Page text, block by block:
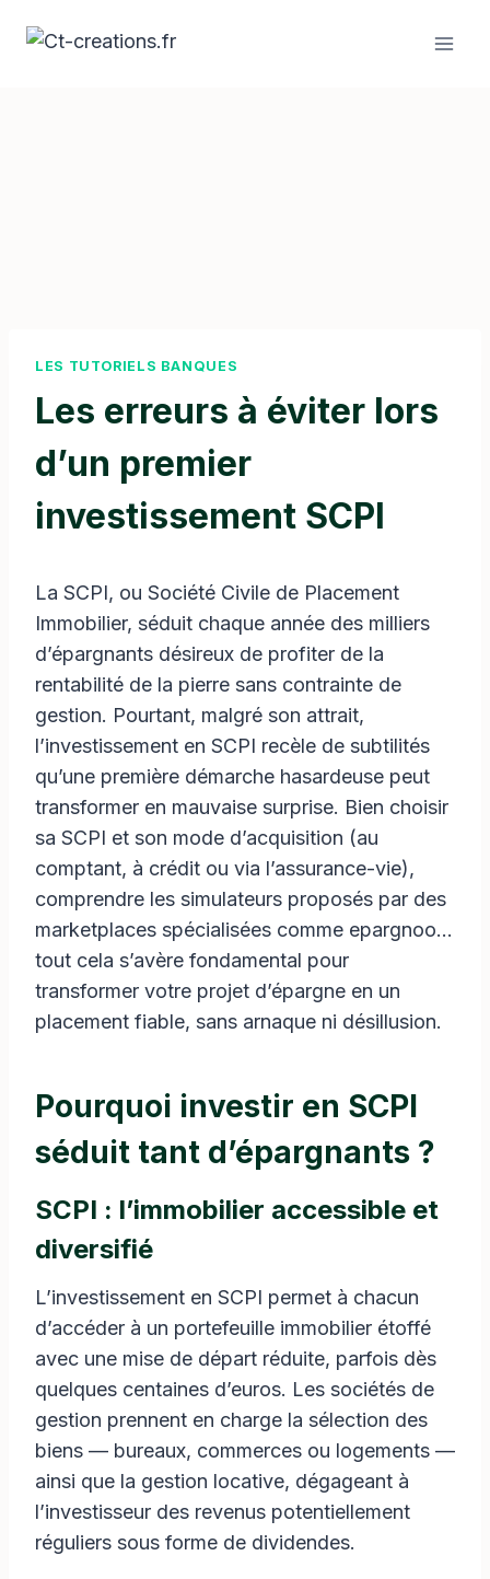
LES TUTORIELS BANQUES
Les erreurs à éviter lors
d’un premier
investissement SCPI
La SCPI, ou Société Civile de Placement
Immobilier, séduit chaque année des milliers
d’épargnants désireux de profiter de la
rentabilité de la pierre sans contrainte de
gestion. Pourtant, malgré son attrait,
l’investissement en SCPI recèle de subtilités
qu’une première démarche hasardeuse peut
transformer en mauvaise surprise. Bien choisir
sa SCPI et son mode d’acquisition (au
comptant, à crédit ou via l’assurance-vie),
comprendre les simulateurs proposés par des
marketplaces spécialisées comme epargnoo…
tout cela s’avère fondamental pour
transformer votre projet d’épargne en un
placement fiable, sans arnaque ni désillusion.
Pourquoi investir en SCPI
séduit tant d’épargnants ?
SCPI : l’immobilier accessible et
diversifié
L’investissement en SCPI permet à chacun
d’accéder à un portefeuille immobilier étoffé
avec une mise de départ réduite, parfois dès
quelques centaines d’euros. Les sociétés de
gestion prennent en charge la sélection des
biens — bureaux, commerces ou logements —
ainsi que la gestion locative, dégageant à
l’investisseur des revenus potentiellement
réguliers sous forme de dividendes.